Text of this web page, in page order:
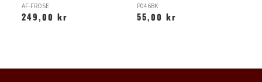
AF-FROSE
249,00 kr
P046BK
55,00 kr